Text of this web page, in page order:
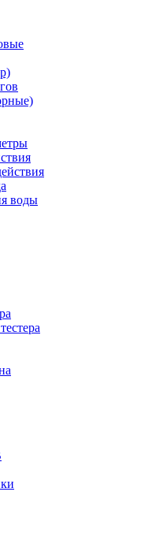
воды